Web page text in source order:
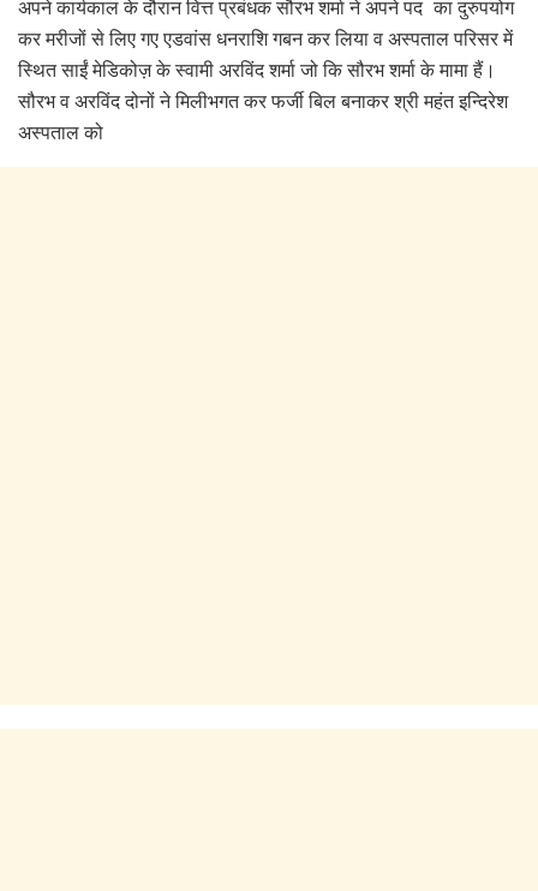
अपने कार्यकाल के दौरान वित्त प्रबंधक सौरभ शर्मा ने अपने पद का दुरुपयोग
कर मरीजों से लिए गए एडवांस धनराशि गबन कर लिया व अस्पताल परिसर में
स्थित साईं मेडिकोज़ के स्वामी अरविंद शर्मा जो कि सौरभ शर्मा के मामा हैं।
सौरभ व अरविंद दोनों ने मिलीभगत कर फर्जी बिल बनाकर श्री महंत इन्दिरेश
अस्पताल को